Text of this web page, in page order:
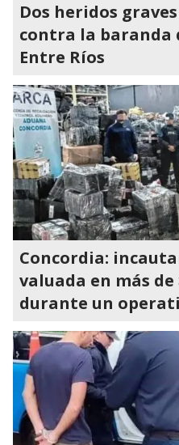
Dos heridos
contra la baranda
Entre Ríos
Concordia:
valuada en más
durante un